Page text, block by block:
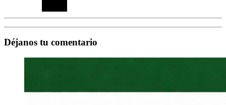
Déjanos tu comentario